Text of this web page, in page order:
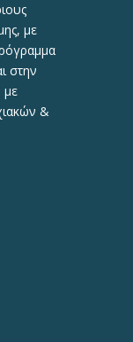
με
στην
με
&